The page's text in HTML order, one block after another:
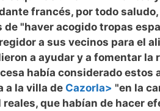
francés, por todo
de "haver acogido tropas
a sus vecinos para el
a ayudar y a fomentar la
había considerado estos
a la villa de Cazorla> "en la
que habían de hacer